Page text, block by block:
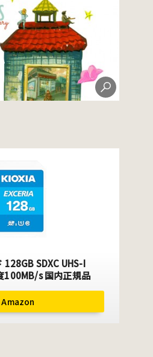
128GB SDXC UHS-I
100MB/s 国内正規品
Amazon